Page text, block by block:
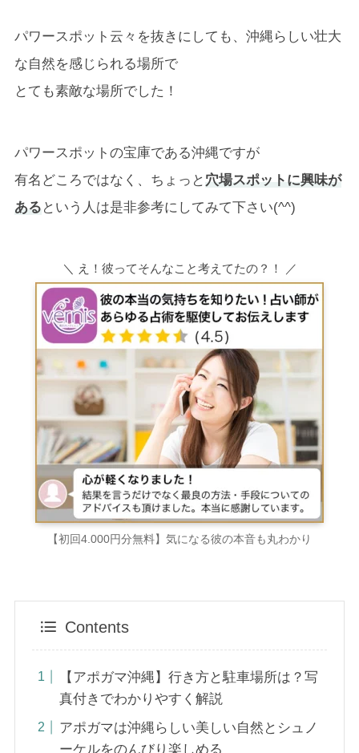
パワースポット云々を抜きにしても、沖縄らしい壮大
な自然を感じられる場所で
とても素敵な場所でした！
パワースポットの宝庫である沖縄ですが
有名どころではなく、ちょっと 穴場スポットに興味が
ある という人は是非参考にしてみて下さい(^^)
＼ え！彼ってそんなこと考えてたの？！ ／
【初回4.000円分無料】気になる彼の本音も丸わかり
Contents
【アポガマ沖縄】行き方と駐車場所は？写
真付きでわかりやすく解説
アポガマは沖縄らしい美しい自然とシュノ
ーケルをのんびり楽しめる